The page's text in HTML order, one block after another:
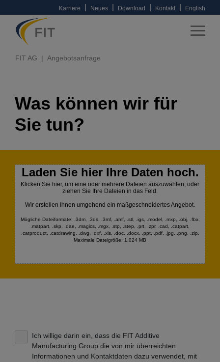
Karriere Neues Download Kontakt English
FIT AG Angebotsanfrage
Was können wir für
Sie tun?
Laden Sie hier Ihre Daten hoch.
Klicken Sie hier, um eine oder mehrere Dateien auszuwählen, oder
ziehen Sie Ihre Dateien in das Feld.
Wir erstellen Ihnen umgehend ein maßgeschneidertes Angebot.
Mögliche Dateiformate: .3dm, .3ds, .3mf, .amf, .stl, .igs, .model, .mxp, .obj, .fbx,
.matpart, .skp, .dae, .magics, .mgx, .stp, .step, .prt, .zpr, .cad, .catpart,
.catproduct, .catdrawing, .dwg, .dxf, .xls, .doc, .docx, .ppt, .pdf, .jpg, .png, .zip.
Maximale Dateigröße: 1.024 MB
Ich willige darin ein, dass die FIT Additive
Manufacturing Group die von mir überreichten
Informationen und Kontaktdaten dazu verwendet, mit